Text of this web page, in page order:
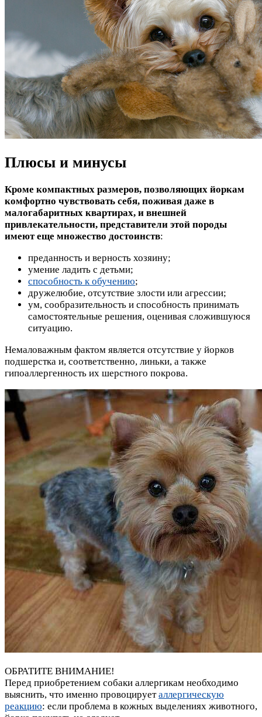
Плюсы и минусы
Кроме компактных размеров, позволяющих йоркам
комфортно чувствовать себя, поживая даже в
малогабаритных квартирах, и внешней
привлекательности, представители этой породы
имеют еще множество достоинств:
преданность и верность хозяину;
умение ладить с детьми;
способность к обучению;
дружелюбие, отсутствие злости или агрессии;
ум, сообразительность и способность принимать
самостоятельные решения, оценивая сложившуюся
ситуацию.
Немаловажным фактом является отсутствие у йорков
подшерстка и, соответственно, линьки, а также
гипоаллергенность их шерстного покрова.
ОБРАТИТЕ ВНИМАНИЕ!
Перед приобретением собаки аллергикам необходимо
выяснить, что именно провоцируеталлергическую
реакцию: если проблема в кожных выделениях животного,